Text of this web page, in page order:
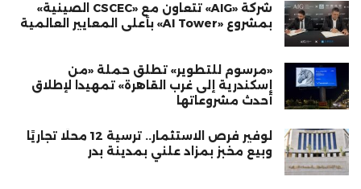
شركة «AIG» تتعاون مع «CSCEC الصينية»
بمشروع «AI Tower» بأعلى المعايير العالمية
«مرسوم للتطوير» تطلق حملة «من
إسكندرية إلى غرب القاهرة» تمهيدا لإطلاق
أحدث مشروعاتها
لوفير فرص الاستثمار.. ترسية 12 محلًا تجاريًا
وبيع مخبز بمزاد علني بمدينة بدر